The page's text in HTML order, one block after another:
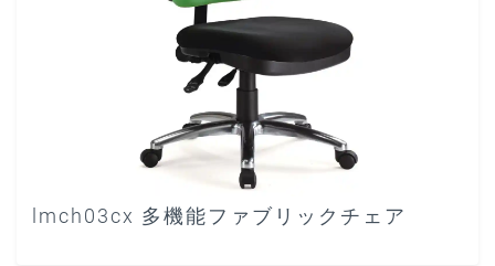
lmch03cx 多機能ファブリックチェア